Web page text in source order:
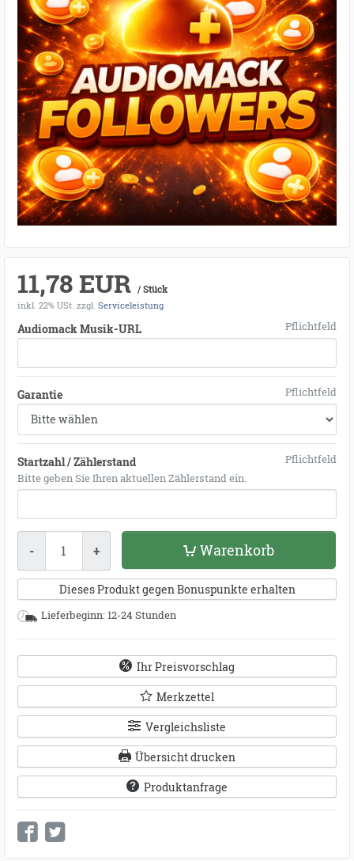
11,78 EUR / Stück
inkl. 22% USt. zzgl. Serviceleistung
Audiomack Musik-URL Pflichtfeld
Garantie Pflichtfeld
Startzahl / Zählerstand
Pflichtfeld
Bitte geben Sie Ihren aktuellen Zählerstand ein.
- + Warenkorb
Dieses Produkt gegen Bonuspunkte erhalten
Lieferbeginn: 12-24 Stunden
Ihr Preisvorschlag
Merkzettel
Vergleichsliste
Übersicht drucken
Produktanfrage